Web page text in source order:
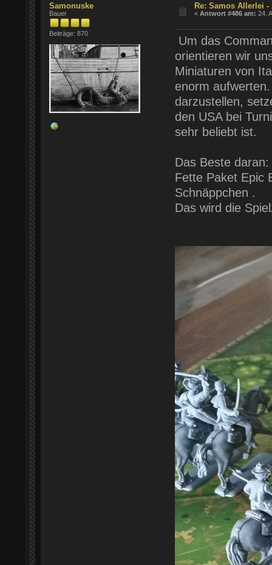
Samonuske
Bauer
Beiträge: 870
Re: Samos Allerlei -
«Antwort #486 am: 24.
Um das
orientieren wir
Miniaturen von
enorm
darzustellen,
den USA bei
sehr beliebt ist.
Das Beste
Fette Paket Epic
Schnäppchen .
Das wird die